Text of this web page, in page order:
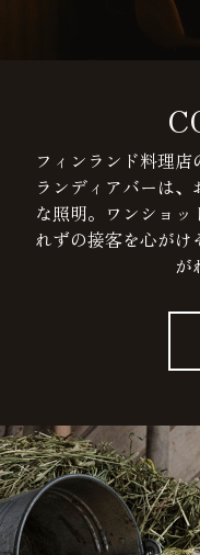
フィンランド料理
ランディアバーは
な照明。ワンショ
れずの接客を心が
が